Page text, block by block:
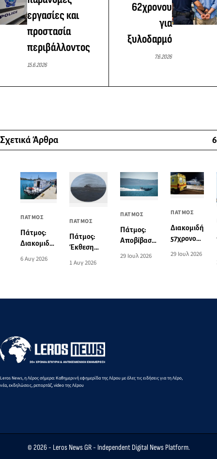
εργασίες και
προστασία
περιβάλλοντος
15.6.2026
62χρονου
για
ξυλοδαρμό
7.6.2026
Σχετικά Άρθρα 6
ΠΑΤΜΟΣ
Πάτμος:
Διακομιδή
στη Λέρο
6 Αυγ 2026
ΠΑΤΜΟΣ
Πάτμος:
Έκθεση
του Norman
Σταύρακα
1 Αυγ 2026
ΠΑΤΜΟΣ
Πάτμος:
Αποβίβαση
29 Ιουλ 2026
ΠΑΤΜΟΣ
Διακομιδή
57χρονου
29 Ιουλ 2026
Leros News, η Λέρος σήμερα: Καθημερινή εφημερίδα της Λέρου με όλες τις ειδήσεις για τη Λέρο,
νέα, εκδηλώσεις, ρεπορτάζ, video της Λέρου
© 2026 - Leros News GR- Independent Digital News Platform.